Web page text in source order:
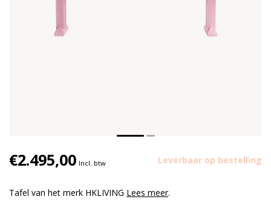
€2.495,00 Incl. btw Leverbaar op bestelling
Tafel van het merk HKLIVING Lees meer.